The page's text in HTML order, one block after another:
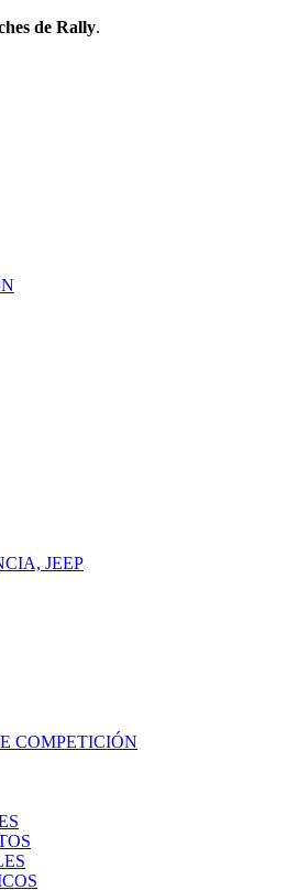
de Rally.
JEEP
COMPETICIÓN